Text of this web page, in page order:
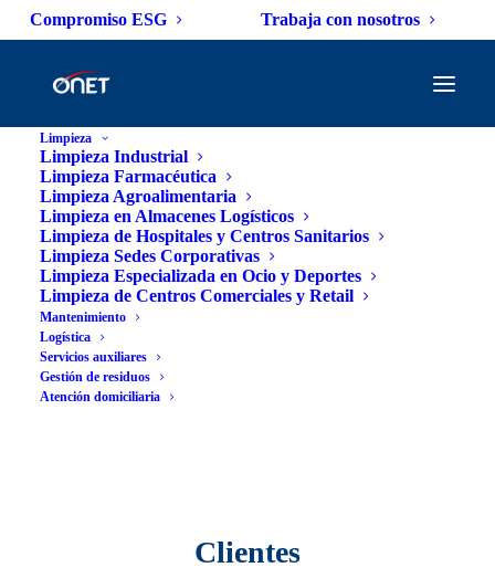
Compromiso ESG Trabaja con nosotros
Limpieza
Limpieza Industrial
Limpieza Farmacéutica
Limpieza Agroalimentaria
Limpieza en Almacenes Logísticos
Limpieza de Hospitales y Centros Sanitarios
Limpieza Sedes Corporativas
Limpieza Especializada en Ocio y Deportes
Limpieza de Centros Comerciales y Retail
Mantenimiento
Logística
Servicios auxiliares
Gestión de residuos
Atención domiciliaria
Colaboradores
M€
Cifras de ventas
Clientes